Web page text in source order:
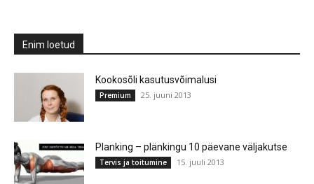
Enim loetud
Kookosõli kasutusvõimalusi
Premium 25. juuni 2013
Planking – plänkingu 10 päevane väljakutse
Tervis ja toitumine 15. juuli 2013